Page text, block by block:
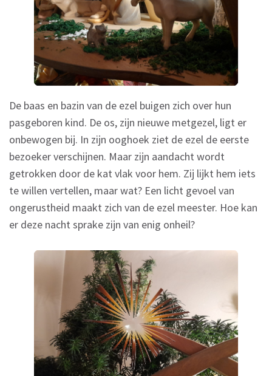
De baas en bazin van de ezel buigen zich over hun
pasgeboren kind. De os, zijn nieuwe metgezel, ligt er
onbewogen bij. In zijn ooghoek ziet de ezel de eerste
bezoeker verschijnen. Maar zijn aandacht wordt
getrokken door de kat vlak voor hem. Zij lijkt hem iets
te willen vertellen, maar wat? Een licht gevoel van
ongerustheid maakt zich van de ezel meester. Hoe kan
er deze nacht sprake zijn van enig onheil?